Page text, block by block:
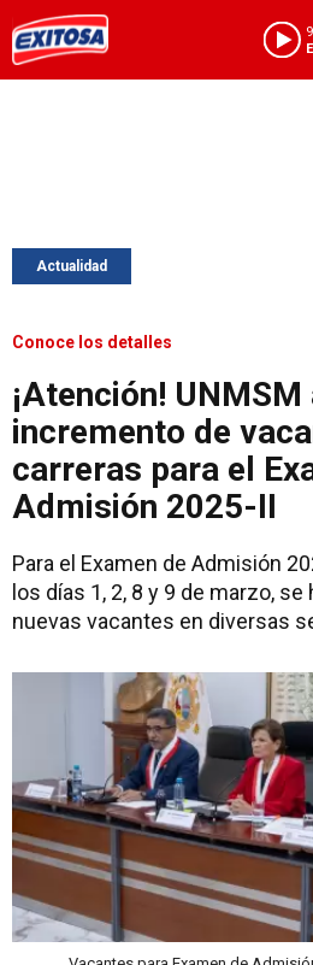
Actualidad
Conoce los detalles
¡Atención! UNMSM
incremento de
carreras para el
Admisión 2025-II
Para el Examen de Admisión
los días 1, 2, 8 y 9 de marzo, se
nuevas vacantes en diversas